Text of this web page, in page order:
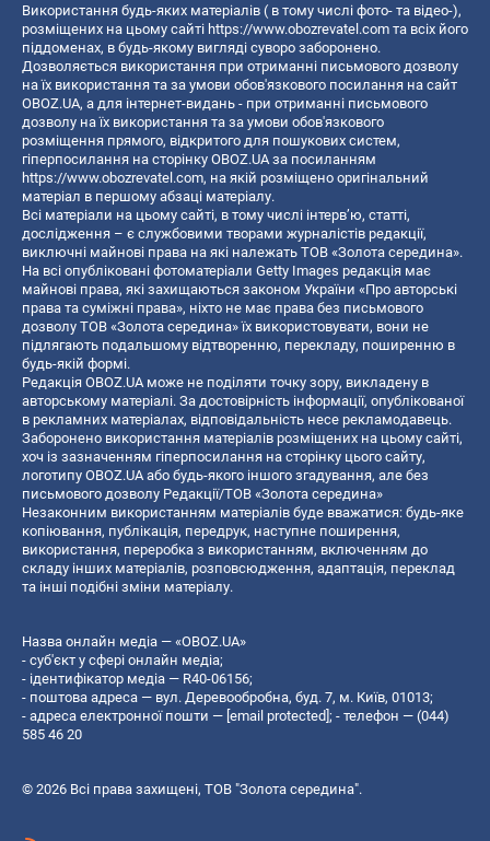
Використання будь-яких матеріалів ( в тому числі фото- та відео-),
розміщених на цьому сайті https://www.obozrevatel.com та всіх його
піддоменах, в будь-якому вигляді суворо заборонено.
Дозволяється використання при отриманні письмового дозволу
на їх використання та за умови обов'язкового посилання на сайт
OBOZ.UA, а для інтернет-видань - при отриманні письмового
дозволу на їх використання та за умови обов'язкового
розміщення прямого, відкритого для пошукових систем,
гіперпосилання на сторінку OBOZ.UA за посиланням
https://www.obozrevatel.com, на якій розміщено оригінальний
матеріал в першому абзаці матеріалу.
Всі матеріали на цьому сайті, в тому числі інтерв’ю, статті,
дослідження – є службовими творами журналістів редакції,
виключні майнові права на які належать ТОВ «Золота середина».
На всі опубліковані фотоматеріали Getty Images редакція має
майнові права, які захищаються законом України «Про авторські
права та суміжні права», ніхто не має права без письмового
дозволу ТОВ «Золота середина» їх використовувати, вони не
підлягають подальшому відтворенню, перекладу, поширенню в
будь-якій формі.
Редакція OBOZ.UA може не поділяти точку зору, викладену в
авторському матеріалі. За достовірність інформації, опублікованої
в рекламних матеріалах, відповідальність несе рекламодавець.
Заборонено використання матеріалів розміщених на цьому сайті,
хоч із зазначенням гіперпосилання на сторінку цього сайту,
логотипу OBOZ.UA або будь-якого іншого згадування, але без
письмового дозволу Редакції/ТОВ «Золота середина»
Незаконним використанням матеріалів буде вважатися: будь-яке
копiювання, публiкацiя, передрук, наступне поширення,
використання, переробка з використанням, включенням до
складу інших матеріалів, розповсюдження, адаптація, переклад
та інші подібні зміни матеріалу.
Назва онлайн медіа — «OBOZ.UA»
- суб'єкт у сфері онлайн медіа;
- ідентифікатор медіа — R40-06156;
- поштова адреса — вул. Деревообробна, буд. 7, м. Київ, 01013;
- адреса електронної пошти — [email protected]; - телефон — (044)
585 46 20
© 2026 Всі права захищені, ТОВ "Золота середина".